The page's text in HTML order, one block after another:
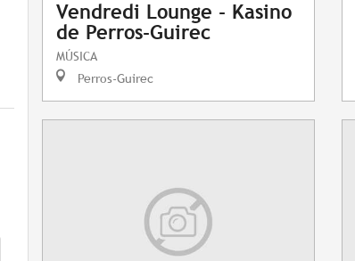
Vendredi Lounge - Kasino
de Perros-Guirec
MÚSICA
Perros-Guirec